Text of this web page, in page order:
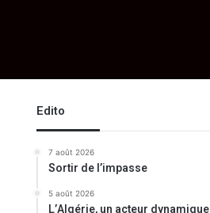
Edito
7 août 2026
Sortir de l’impasse
5 août 2026
L’Algérie, un acteur dynamique